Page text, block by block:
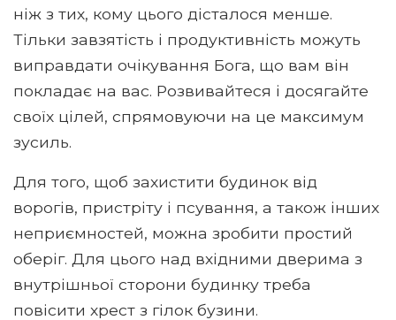
ніж з тих, кому цього дісталося менше.
Тільки завзятість і продуктивність можуть
виправдати очікування Бога, що вам він
покладає на вас. Розвивайтеся і досягайте
своїх цілей, спрямовуючи на це максимум
зусиль.
Для того, щоб захистити будинок від
ворогів, пристріту і псування, а також інших
неприємностей, можна зробити простий
оберіг. Для цього над вхідними дверима з
внутрішньої сторони будинку треба
повісити хрест з гілок бузини.